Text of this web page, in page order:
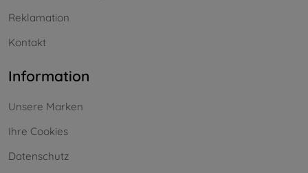
Reklamation
Kontakt
Information
Unsere Marken
Ihre Cookies
Datenschutz